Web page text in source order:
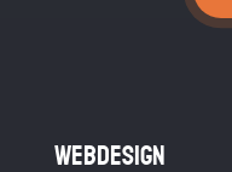
Webdesign